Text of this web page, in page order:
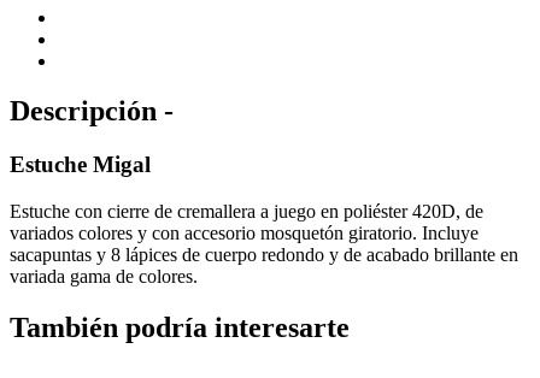
Descripción -
Estuche Migal
Estuche con cierre de cremallera a juego en poliéster 420D, de
variados colores y con accesorio mosquetón giratorio. Incluye
sacapuntas y 8 lápices de cuerpo redondo y de acabado brillante en
variada gama de colores.
También podría interesarte